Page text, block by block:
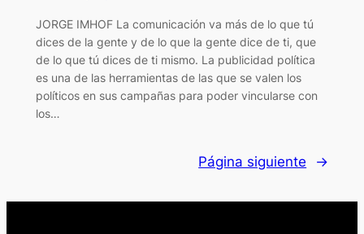
JORGE IMHOF La comunicación va más de lo que tú
dices de la gente y de lo que la gente dice de ti, que
de lo que tú dices de ti mismo. La publicidad política
es una de las herramientas de las que se valen los
políticos en sus campañas para poder vincularse con
los…
Página siguiente →